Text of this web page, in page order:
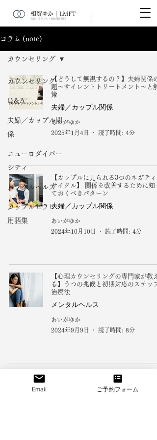
コラム (note)
カウンセリング
Q＆A
夫婦／カップル関
係
ニューロダイバー
シティ
メンタルヘルス
カップルセラピー
用語集
カウンセリング
【どうして無視するの？】夫婦関係
題～サイレントトリートメント～と
策
夫婦／カップル関係
あいがゆか
2025年1月4日
読了時間: 4分
【カップルに見られる3つのネガティ
サイクル】 関係を改善するために知
ておくべきパターン
夫婦／カップル関係
あいがゆか
2024年10月10日
読了時間: 4分
【心理カウンセリングの専門家が教え
る】うつの兆候と初期対応のステッ
治療法
メンタルヘルス
あいがゆか
2024年9月9日
読了時間: 8分
​米国での心理療法サービスは、セッション時点でカリフォルニ
Email ご予約フォーム